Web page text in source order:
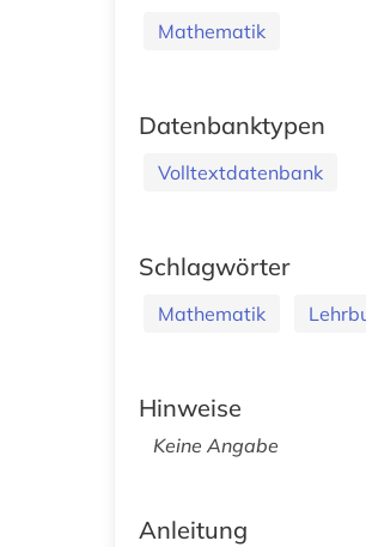
Mathematik
Datenbanktypen
Volltextdatenbank
Schlagwörter
Mathematik
Hinweise
Keine Angabe
Anleitung